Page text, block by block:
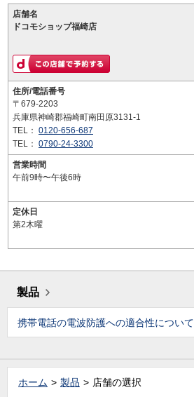
店舗名
ドコモショップ福崎店
住所/電話番号
〒679-2203
兵庫県神崎郡福崎町南田原3131-1
TEL： 0120-656-687
TEL： 0790-24-3300
営業時間
午前9時〜午後6時
定休日
第2木曜
製品
携帯電話の電波防護への適合性について
ホーム 製品 店舗の選択